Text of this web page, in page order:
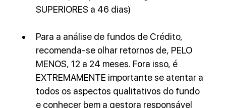
SUPERIORES a 46 dias)
Para a análise de fundos de Crédito,
recomenda-se olhar retornos de, PELO
MENOS, 12 a 24 meses. Fora isso, é
EXTREMAMENTE importante se atentar a
todos os aspectos qualitativos do fundo
e conhecer bem a gestora responsável